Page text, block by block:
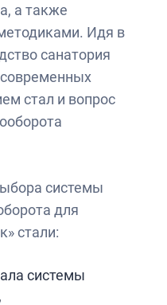
а также
Идя в
санатория
стал и вопрос
системы
для
стали:
системы